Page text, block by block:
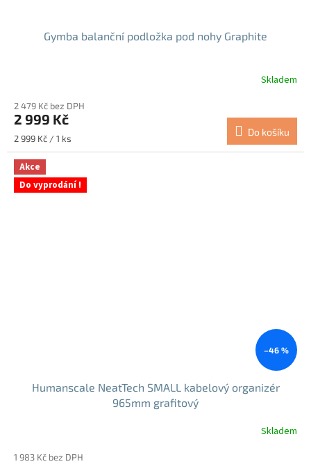
Gymba balanční podložka pod nohy Graphite
produktu
je
5,0
5
hvězdiček.
Skladem
2 479 Kč bez DPH
2 999 Kč
Měrná
cena:
2 999 Kč / 1 ks
Do košíku
Akce
Do vyprodání !
–46 %
Humanscale NeatTech SMALL kabelový organizér
965mm grafitový
produktu
Skladem
1 983 Kč bez DPH